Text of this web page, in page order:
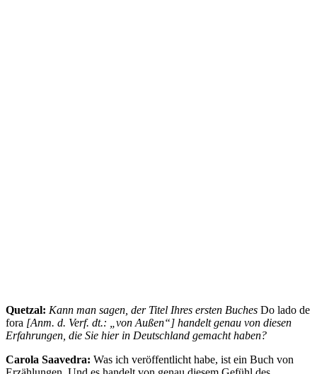
Quetzal: Kann man sagen, der Titel Ihres ersten Buches Do lado de
fora [Anm. d. Verf. dt.: „von Außen“] handelt genau von diesen
Erfahrungen, die Sie hier in Deutschland gemacht haben?
Carola Saavedra: Was ich veröffentlicht habe, ist ein Buch von